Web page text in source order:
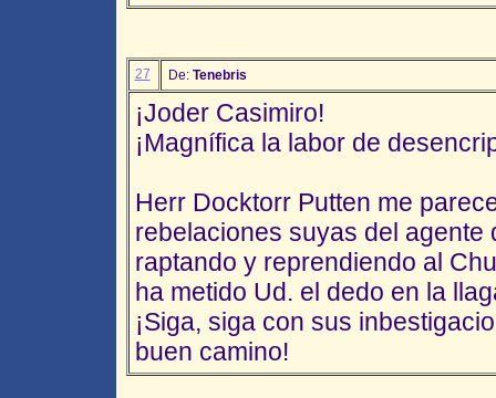
27 De: Tenebris
¡Joder Casimiro!
¡Magnífica la labor de
Herr Docktorr Putten me
rebelaciones suyas del agente
raptando y reprendiendo al
ha metido Ud. el dedo en la
¡Siga, siga con sus
buen camino!